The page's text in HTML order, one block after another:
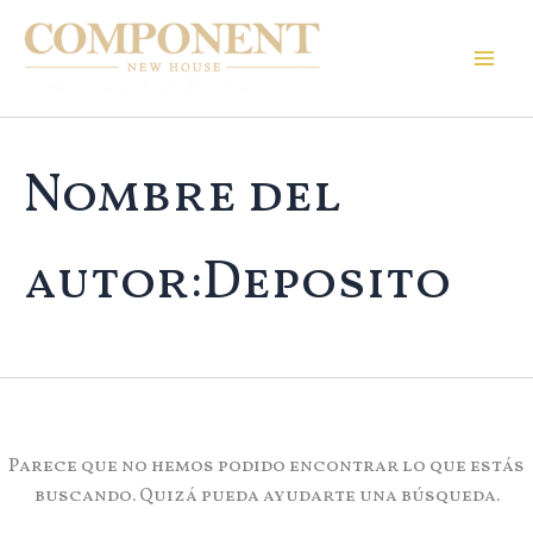
contenido
Nombre del
autor:Deposito
Parece que no hemos podido encontrar lo que estás
buscando. Quizá pueda ayudarte una búsqueda.
por: